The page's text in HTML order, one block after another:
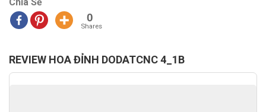
0
Shares
REVIEW HOA ĐỈNH DODATCNC 4_1B